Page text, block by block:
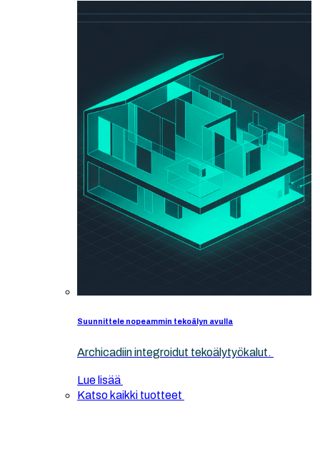
Suunnittele nopeammin tekoälyn avulla
Archicadiin integroidut tekoälytyökalut.
Lue lisää
Katso kaikki tuotteet